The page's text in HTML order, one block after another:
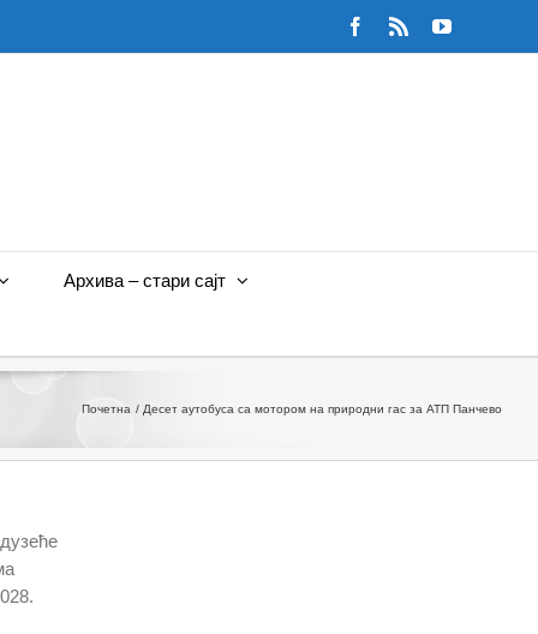
Facebook
Rss YouTube
Архива – стари сајт
Почетна Десет аутобуса са мотором на природни гас за АТП Панчево